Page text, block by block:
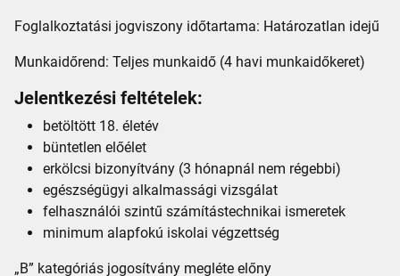
Foglalkoztatási jogviszony időtartama: Határozatlan idejű
Munkaidőrend: Teljes munkaidő (4 havi munkaidőkeret)
Jelentkezési feltételek:
betöltött 18. életév
büntetlen előélet
erkölcsi bizonyítvány (3 hónapnál nem régebbi)
egészségügyi alkalmassági vizsgálat
felhasználói szintű számítástechnikai ismeretek
minimum alapfokú iskolai végzettség
„B” kategóriás jogosítvány megléte előny